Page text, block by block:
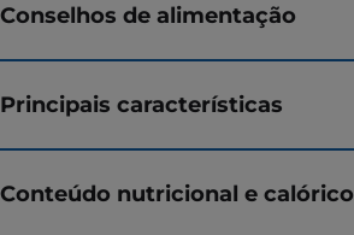
Conselhos de alimentação
Principais características
Conteúdo nutricional e calórico